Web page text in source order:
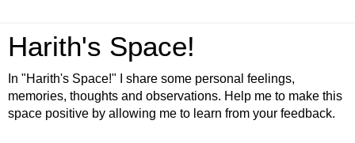
Harith's Space!
In "Harith's Space!" I share some personal feelings,
memories, thoughts and observations. Help me to make this
space positive by allowing me to learn from your feedback.